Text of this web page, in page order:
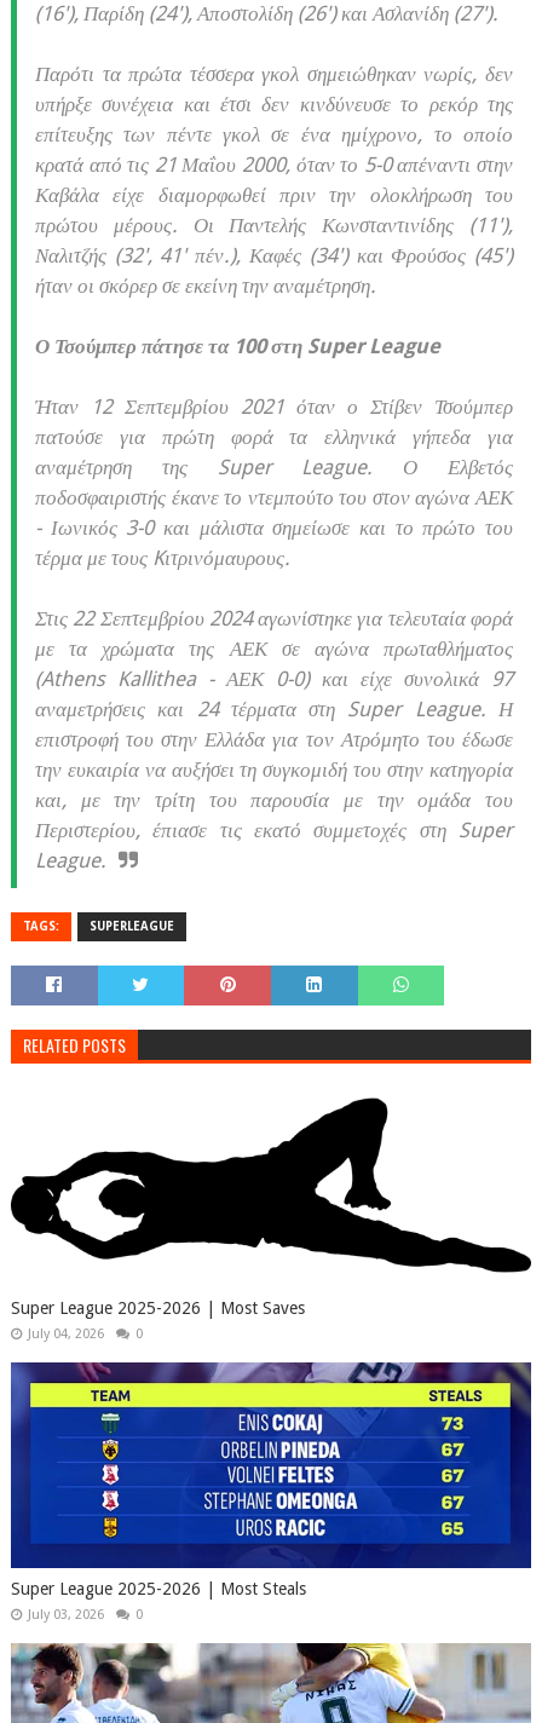
(16'), Παρίδη (24'), Αποστολίδη (26') και Ασλανίδη (27').
Παρότι τα πρώτα τέσσερα γκολ σημειώθηκαν νωρίς, δεν
υπήρξε συνέχεια και έτσι δεν κινδύνευσε το ρεκόρ της
επίτευξης των πέντε γκολ σε ένα ημίχρονο, το οποίο
κρατά από τις 21 Μαΐου 2000, όταν το 5-0 απέναντι στην
Καβάλα είχε διαμορφωθεί πριν την ολοκλήρωση του
πρώτου μέρους. Οι Παντελής Κωνσταντινίδης (11'),
Ναλιτζής (32', 41' πέν.), Καφές (34') και Φρούσος (45')
ήταν οι σκόρερ σε εκείνη την αναμέτρηση.
Ο Τσούμπερ πάτησε τα 100 στη Super League
Ήταν 12 Σεπτεμβρίου 2021 όταν ο Στίβεν Τσούμπερ
πατούσε για πρώτη φορά τα ελληνικά γήπεδα για
αναμέτρηση της Super League. Ο Ελβετός
ποδοσφαιριστής έκανε το ντεμπούτο του στον αγώνα ΑΕΚ
- Ιωνικός 3-0 και μάλιστα σημείωσε και το πρώτο του
τέρμα με τους Kιτρινόμαυρους.
Στις 22 Σεπτεμβρίου 2024 αγωνίστηκε για τελευταία φορά
με τα χρώματα της ΑΕΚ σε αγώνα πρωταθλήματος
(Athens Kallithea - ΑΕΚ 0-0) και είχε συνολικά 97
αναμετρήσεις και 24 τέρματα στη Super League. Η
επιστροφή του στην Ελλάδα για τον Ατρόμητο του έδωσε
την ευκαιρία να αυξήσει τη συγκομιδή του στην κατηγορία
και, με την τρίτη του παρουσία με την ομάδα του
Περιστερίου, έπιασε τις εκατό συμμετοχές στη Super
League.
TAGS: SUPERLEAGUE
RELATED POSTS
Super League 2025-2026 | Most Saves
July 04, 2026 0
Super League 2025-2026 | Most Steals
July 03, 2026 0